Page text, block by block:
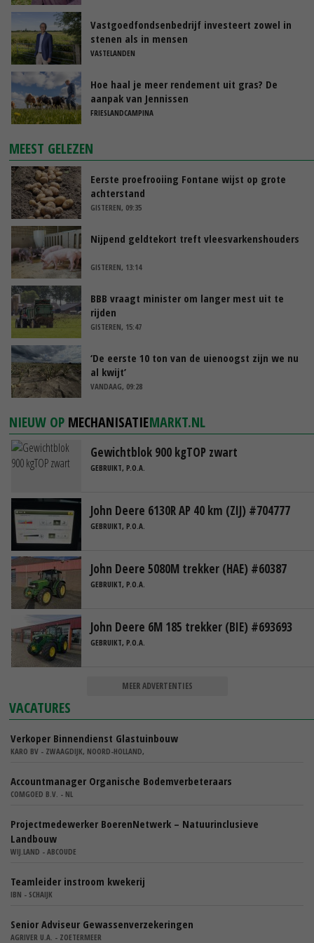
Vastgoedfondsenbedrijf investeert zowel in
stenen als in mensen
VASTELANDEN
Hoe haal je meer rendement uit gras? De
aanpak van Jennissen
FRIESLANDCAMPINA
MEEST GELEZEN
Eerste proefrooiing Fontane wijst op grote
achterstand
GISTEREN, 09:35
Nijpend geldtekort treft vleesvarkenshouders
GISTEREN, 13:14
BBB vraagt minister om langer mest uit te
rijden
GISTEREN, 15:47
‘De eerste 10 ton van de uienoogst zijn we nu
al kwijt’
VANDAAG, 09:28
NIEUW OP MECHANISATIEMARKT.NL
Gewichtblok 900 kgTOP zwart
GEBRUIKT, P.O.A.
John Deere 6130R AP 40 km (ZIJ) #704777
GEBRUIKT, P.O.A.
John Deere 5080M trekker (HAE) #60387
GEBRUIKT, P.O.A.
John Deere 6M 185 trekker (BIE) #693693
GEBRUIKT, P.O.A.
MEER ADVERTENTIES
VACATURES
Verkoper Binnendienst Glastuinbouw
KARO BV - ZWAAGDIJK, NOORD-HOLLAND,
Accountmanager Organische Bodemverbeteraars
COMGOED B.V. - NL
Projectmedewerker BoerenNetwerk – Natuurinclusieve
Landbouw
WIJ.LAND - ABCOUDE
Teamleider instroom kwekerij
IBN - SCHAIJK
Senior Adviseur Gewassenverzekeringen
AGRIVER U.A. - ZOETERMEER